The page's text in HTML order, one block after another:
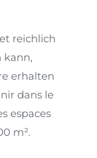
reichlich
kann,
erhalten
dans le
espaces
m².